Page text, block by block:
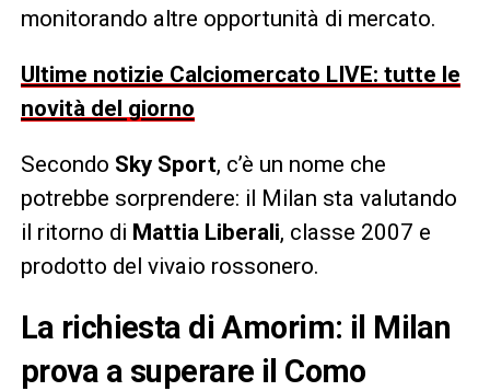
monitorando altre opportunità di mercato.
Ultime notizie Calciomercato LIVE: tutte le
novità del giorno
Secondo Sky Sport, c’è un nome che
potrebbe sorprendere: il Milan sta valutando
il ritorno di Mattia Liberali, classe 2007 e
prodotto del vivaio rossonero.
La richiesta di Amorim: il Milan
prova a superare il Como